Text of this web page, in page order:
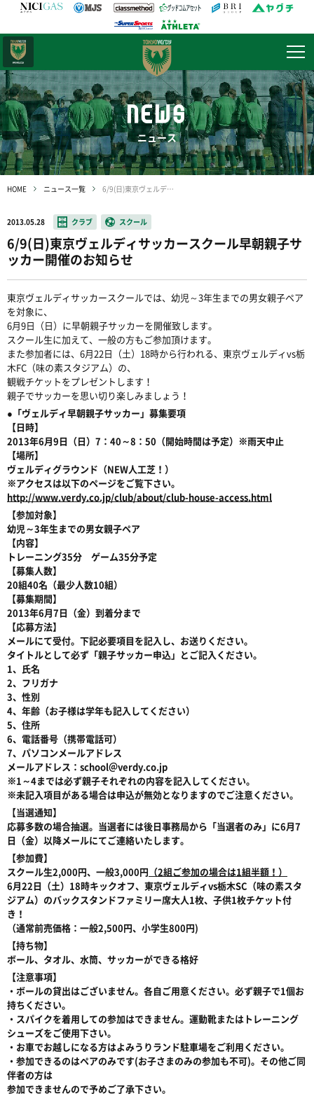
NEWS
ニュース
HOME ニュース一覧 6/9(日)東京ヴェルディサッカースクール早朝親子サッカー開催のお知らせ
2013.05.28 クラブ スクール
6/9(日)東京ヴェルディサッカースクール早朝親子サ
ッカー開催のお知らせ
東京ヴェルディサッカースクールでは、幼児～3年生までの男女親子ペア
を対象に、
6月9日（日）に早朝親子サッカーを開催致します。
スクール生に加えて、一般の方もご参加頂けます。
また参加者には、6月22日（土）18時から行われる、東京ヴェルディvs栃
木FC（味の素スタジアム）の、
観戦チケットをプレゼントします！
親子でサッカーを思い切り楽しみましょう！
●「ヴェルディ早朝親子サッカー」募集要項
【日時】
2013年6月9日（日）7：40～8：50（開始時間は予定）※雨天中止
【場所】
ヴェルディグラウンド（NEW人工芝！）
※アクセスは以下のページをご覧下さい。
http://www.verdy.co.jp/club/about/club-house-access.html
【参加対象】
幼児～3年生までの男女親子ペア
【内容】
トレーニング35分 ゲーム35分予定
【募集人数】
20組40名（最少人数10組）
【募集期間】
2013年6月7日（金）到着分まで
【応募方法】
メールにて受付。下記必要項目を記入し、お送りください。
タイトルとして必ず「親子サッカー申込」とご記入ください。
1、氏名
2、フリガナ
3、性別
4、年齢（お子様は学年も記入してください）
5、住所
6、電話番号（携帯電話可）
7、パソコンメールアドレス
メールアドレス：school＠verdy.co.jp
※1～4までは必ず親子それぞれの内容を記入してください。
※未記入項目がある場合は申込が無効となりますのでご注意ください。
【当選通知】
応募多数の場合抽選。当選者には後日事務局から「当選者のみ」に6月7
日（金）以降メールにてご連絡いたします。
【参加費】
スクール生2,000円、一般3,000円 （2組ご参加の場合は1組半額！）
6月22日（土）18時キックオフ、東京ヴェルディvs栃木SC（味の素スタ
ジアム）のバックスタンドファミリー席大人1枚、子供1枚チケット付
き！
（通常前売価格：一般2,500円、小学生800円)
【持ち物】
ボール、タオル、水筒、サッカーができる格好
【注意事項】
・ボールの貸出はございません。各自ご用意ください。必ず親子で1個お
持ちください。
・スパイクを着用しての参加はできません。運動靴またはトレーニング
シューズをご使用下さい。
・お車でお越しになる方はよみうりランド駐車場をご利用ください。
・参加できるのはペアのみです(お子さまのみの参加も不可)。その他ご同
伴者の方は
参加できませんので予めご了承下さい。